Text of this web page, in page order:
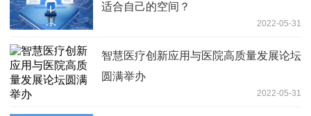
适合自己的空间？
2022-05-31
智慧医疗创新应用与医院高质量发展论坛
圆满举办
2022-05-31